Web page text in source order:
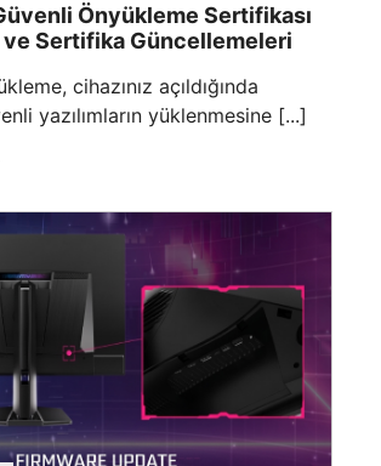
Önyükleme Sertifikası
ve Sertifika Güncellemeleri
cihazınız açıldığında
yazılımların yüklenmesine [...]